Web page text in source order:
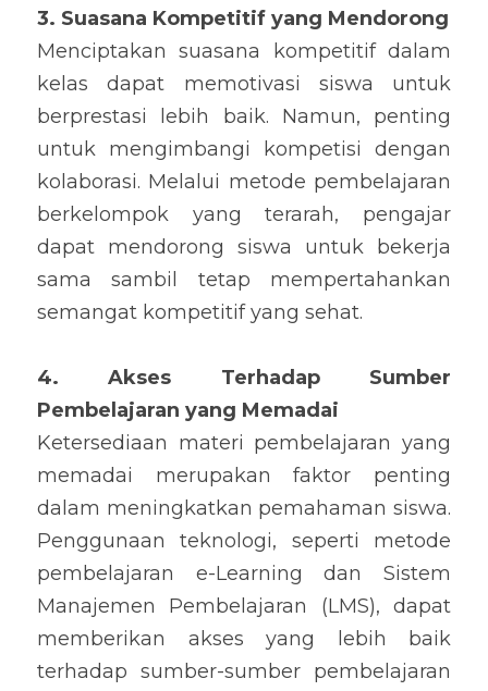
3. Suasana Kompetitif yang Mendorong
Menciptakan suasana kompetitif dalam
kelas dapat memotivasi siswa untuk
berprestasi lebih baik. Namun, penting
untuk mengimbangi kompetisi dengan
kolaborasi. Melalui metode pembelajaran
berkelompok yang terarah, pengajar
dapat mendorong siswa untuk bekerja
sama sambil tetap mempertahankan
semangat kompetitif yang sehat.
4. Akses Terhadap Sumber
Pembelajaran yang Memadai
Ketersediaan materi pembelajaran yang
memadai merupakan faktor penting
dalam meningkatkan pemahaman siswa.
Penggunaan teknologi, seperti metode
pembelajaran e-Learning dan Sistem
Manajemen Pembelajaran (LMS), dapat
memberikan akses yang lebih baik
terhadap sumber-sumber pembelajaran